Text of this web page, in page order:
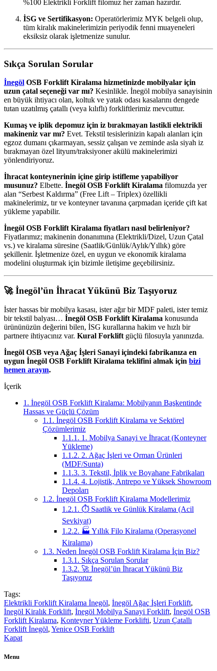
%100 Elektrikli Forklift filomuz her zaman hazırdır.
İSG ve Sertifikasyon: Operatörlerimiz MYK belgeli olup,
tüm kiralık makinelerimizin periyodik fenni muayeneleri
eksiksiz olarak işletmenize sunulur.
Sıkça Sorulan Sorular
İnegöl OSB Forklift Kiralama hizmetinizde mobilyalar için
uzun çatal seçeneği var mı? Kesinlikle. İnegöl mobilya sanayisinin
en büyük ihtiyacı olan, koltuk ve yatak odası kasalarını dengede
tutan uzatılmış çatallı (veya kılıflı) forkliftlerimiz mevcuttur.
Kumaş ve iplik depomuz için iz bırakmayan lastikli elektrikli
makineniz var mı? Evet. Tekstil tesislerinizin kapalı alanları için
egzoz dumanı çıkarmayan, sessiz çalışan ve zeminde asla siyah iz
bırakmayan özel lityum/traksiyoner akülü makinelerimizi
yönlendiriyoruz.
İhracat konteynerinin içine girip istifleme yapabiliyor
musunuz? Elbette. İnegöl OSB Forklift Kiralama filomuzda yer
alan “Serbest Kaldırma” (Free Lift – Triplex) özellikli
makinelerimiz, tır ve konteyner tavanına çarpmadan içeride çift kat
yükleme yapabilir.
İnegöl OSB Forklift Kiralama fiyatları nasıl belirleniyor?
Fiyatlarımız; makinenin donanımına (Elektrikli/Dizel, Uzun Çatal
vs.) ve kiralama süresine (Saatlik/Günlük/Aylık/Yıllık) göre
şekillenir. İşletmenize özel, en uygun ve ekonomik kiralama
modelini oluşturmak için bizimle iletişime geçebilirsiniz.
🚀 İnegöl’ün İhracat Yükünü Biz Taşıyoruz
İster hassas bir mobilya kasası, ister ağır bir MDF paleti, ister temiz
bir tekstil balyası… İnegöl OSB Forklift Kiralama konusunda
ürününüzün değerini bilen, İSG kurallarına hakim ve hızlı bir
partnere ihtiyacınız var. Kural Forklift güçlü filosuyla yanınızda.
İnegöl OSB veya Ağaç İşleri Sanayi içindeki fabrikanıza en
uygun İnegöl OSB Forklift Kiralama teklifini almak için bizi
hemen arayın.
İçerik
1. İnegöl OSB Forklift Kiralama: Mobilyanın Başkentinde
Hassas ve Güçlü Çözüm
1.1. İnegöl OSB Forklift Kiralama ve Sektörel
Çözümlerimiz
1.1.1. 1. Mobilya Sanayi ve İhracat (Konteyner
Yükleme)
1.1.2. 2. Ağaç İşleri ve Orman Ürünleri
(MDF/Sunta)
1.1.3. 3. Tekstil, İplik ve Boyahane Fabrikaları
1.1.4. 4. Lojistik, Antrepo ve Yüksek Showroom
Depoları
1.2. İnegöl OSB Forklift Kiralama Modellerimiz
1.2.1. ⏱️ Saatlik ve Günlük Kiralama (Acil
Sevkiyat)
1.2.2. 🏭 Yıllık Filo Kiralama (Operasyonel
Kiralama)
1.3. Neden İnegöl OSB Forklift Kiralama İçin Biz?
1.3.1. Sıkça Sorulan Sorular
1.3.2. 🚀 İnegöl’ün İhracat Yükünü Biz
Taşıyoruz
Tags:
Elektrikli Forklift Kiralama İnegöl, İnegöl Ağaç İşleri Forklift,
İnegöl Kiralık Forklift, İnegöl Mobilya Sanayi Forklift, İnegöl OSB
Forklift Kiralama, Konteyner Yükleme Forklifti, Uzun Çatallı
Forklift İnegöl, Yenice OSB Forklift
Kapat
Menu